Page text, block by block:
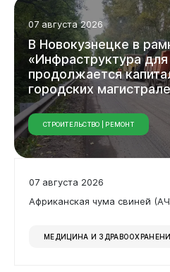
Бизнесу
07 августа 2026
В Новокузнецкев
«Инфраструктура
продолжается
городских
СТРОИТЕЛЬСТВО | РЕМОНТ
07 августа 2026
Африканская чума свиней
МЕДИЦИНА И